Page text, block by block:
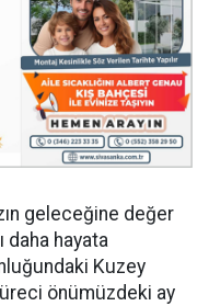
geleceğine değer
daha hayata
Kuzey
önümüzdeki ay